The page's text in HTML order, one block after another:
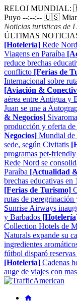
RELOJ MUNDIAL:
Puyo --:--:-- 🇺🇸
Noticias turisticas de
ÚLTIMAS
[Hotelería] Rede
Viagens en Paraíba
reduce brechas
conflicto [Ferias de
Internacional sobre
[Aviación &
aérea entre Antigua y
Juan se une a
& Negocios]
producción y oferta
Negocios] Mundial de
sede, según Civitatis
programas pet-
Rede Nord se
Paraíba [Actualidad
brechas educativas
[Ferias de Turismo]
rutas de
Sunrise Airways
y Barbados
Collection Hotels de
Naturals expande su
ingredientes
fútbol disparó
[Hotelería] Cadenas
auge de viajes con